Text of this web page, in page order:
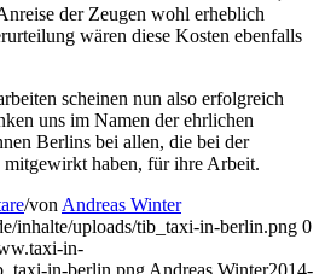
der Zeugen wohl erheblich
wären diese Kosten ebenfalls
scheinen nun also erfolgreich
uns im Namen der ehrlichen
Berlins bei allen, die bei der
haben, für ihre Arbeit.
/von Andreas Winter
inhalte/uploads/tib_taxi-in-berlin.png 0
in-